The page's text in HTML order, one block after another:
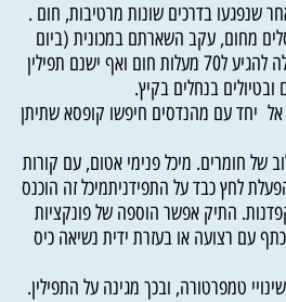
שנפגעו בדרכים שונות מרטיבות, חום .
מחום, עקב השארתם במכונית (ביום
קייצי הטמפרטורה במכונית יכולה להגיע ל70 מעלות חום ואף ישנם תפילין
בנחלים בקיץ.
יחד עם מהנדסים חיפשו קופסא שתיתן
של חומרים. מיכל פנימי אטום, עם קורות
לחץ כבד על התפידניתמיכל זה הוכנס
התיק אפשר הוספה של פונקציות
עם רצועה או בעזרת ידית נשיאה כיס
טמפרטורה, ובכך מגינה על התפילין.